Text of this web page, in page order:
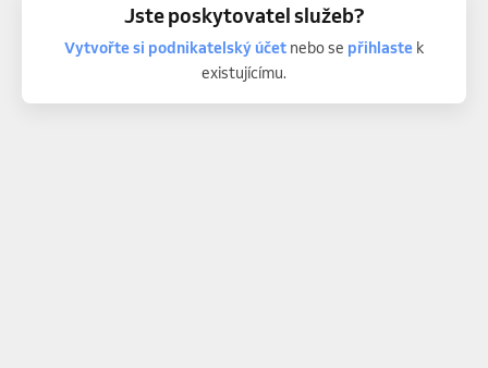
Jste poskytovatel služeb?
Vytvořte si podnikatelský účetnebo se přihlastek
existujícímu.